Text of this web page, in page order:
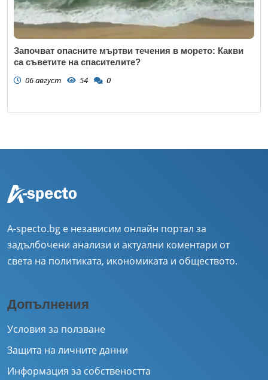
Започват опасните мъртви течения в морето: Какви
са съветите на спасителите?
06 август 54 0
A-specto.bg е независим онлайн портал за
задълбочени анализи и актуални коментари от
света на политиката, икономиката и обществото.
Допълнения
Условия за ползване
Защита на личните данни
Информация за собствеността